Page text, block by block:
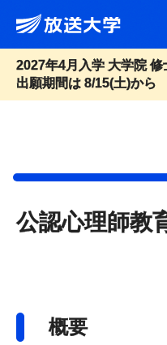
メインコンテンツにスキップ
2027年4月入学 大学院 修
出願期間は 8/15(土)から
公認心理師教
概要